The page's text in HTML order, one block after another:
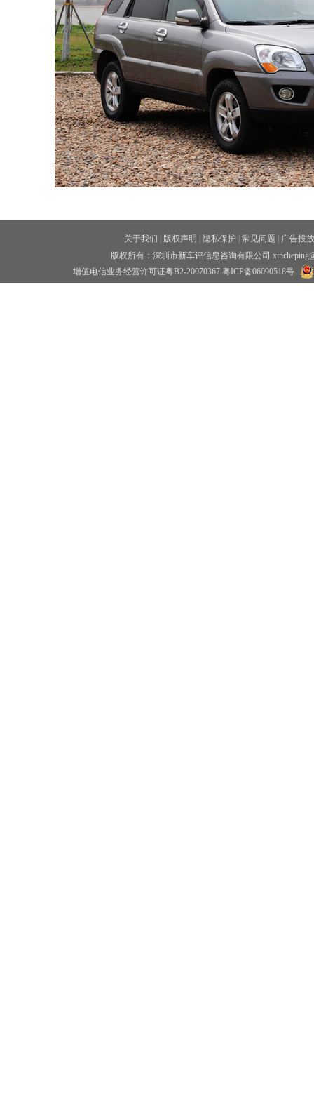
关于我们 版权声明 隐私保护 常见问题
广告投放
版权所有：深圳市新车评信息咨询有限公司
增值电信业务经营许可证粤B2-20070367 粤ICP备06090518号